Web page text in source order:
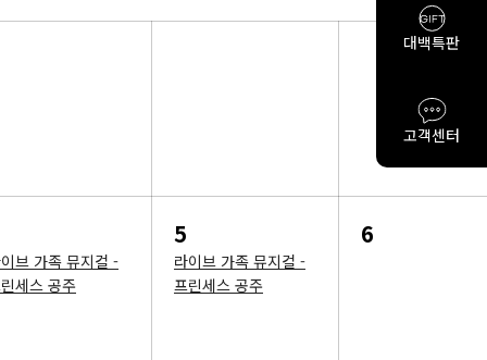
대백특판
고객센터
브 가족 뮤지컬 -
세스 공주
5
라이브 가족 뮤지컬 -
프린세스 공주
6